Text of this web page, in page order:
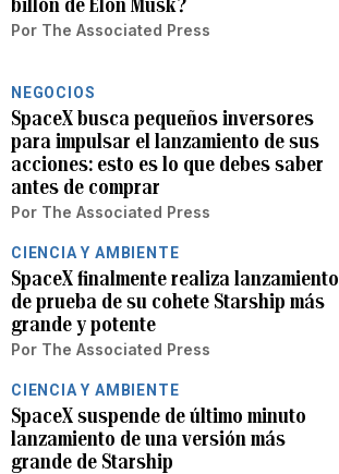
billón de Elon Musk?
Por The Associated Press
NEGOCIOS
SpaceX busca pequeños inversores
para impulsar el lanzamiento de sus
acciones: esto es lo que debes saber
antes de comprar
Por The Associated Press
CIENCIA Y AMBIENTE
SpaceX finalmente realiza lanzamiento
de prueba de su cohete Starship más
grande y potente
Por The Associated Press
CIENCIA Y AMBIENTE
SpaceX suspende de último minuto
lanzamiento de una versión más
grande de Starship